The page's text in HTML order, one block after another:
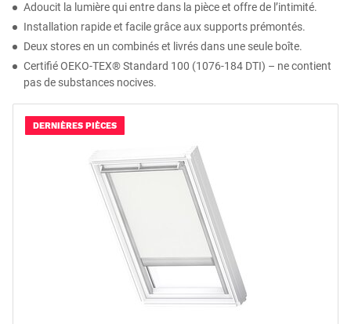
Adoucit la lumière qui entre dans la pièce et offre de l’intimité.
Installation rapide et facile grâce aux supports prémontés.
Deux stores en un combinés et livrés dans une seule boîte.
Certifié OEKO-TEX® Standard 100 (1076-184 DTI) – ne contient
pas de substances nocives.
DERNIÈRES PIÈCES